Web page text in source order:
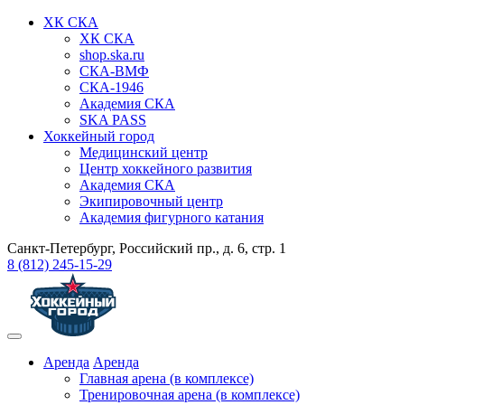
ХК СКА
ХК СКА
shop.ska.ru
СКА-ВМФ
СКА-1946
Академия СКА
SKA PASS
Хоккейный город
Медицинский центр
Центр хоккейного развития
Академия СКА
Экипировочный центр
Академия фигурного катания
Санкт-Петербург, Российский пр., д. 6, стр. 1
8 (812) 245-15-29
Аренда Аренда
Главная арена (в комплексе)
Тренировочная арена (в комплексе)